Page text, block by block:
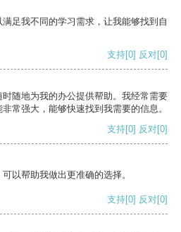
足我不同的学习需求，让我能够找到自
支持[0] 反对[0]
随地为我的办公提供帮助。我经常需要
常强大，能够快速找到我需要的信息。
支持[0] 反对[0]
以帮助我做出更准确的选择。
支持[0] 反对[0]